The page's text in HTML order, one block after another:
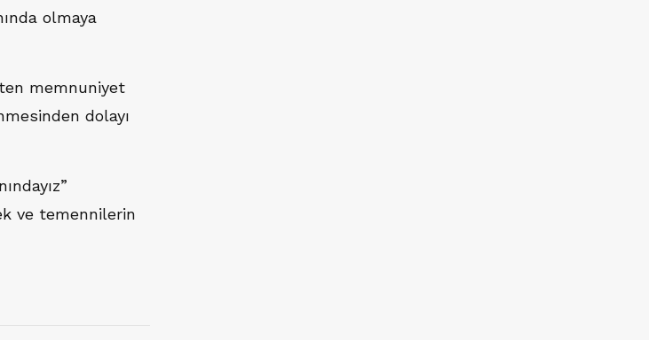
olmaya
memnuniyet
dolayı
ve temennilerin